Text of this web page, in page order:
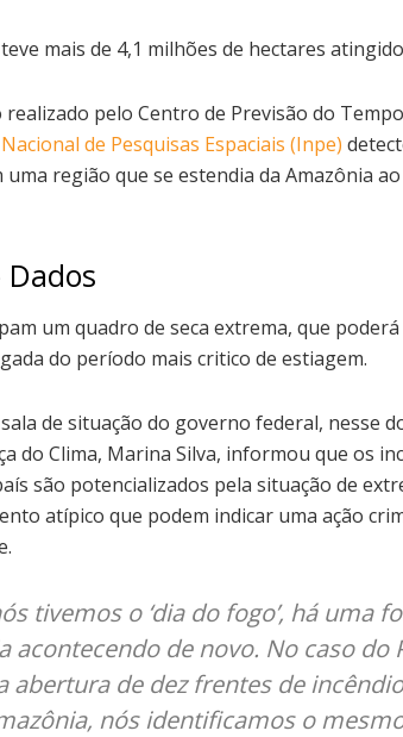
mais de 4,1 milhões de hectares
pelo Centro de Previsão do
de Pesquisas Espaciais (Inpe)
região que se estendia da Amazônia
um quadro de seca extrema, que
do período mais critico de estiagem.
de situação do governo federal, nesse
do Clima, Marina Silva, informou que os
são potencializados pela situação de
atípico que podem indicar uma ação
tivemos o ‘dia do fogo’, há uma
acontecendo de novo. No caso do
abertura de dez frentes de
nós identificamos o